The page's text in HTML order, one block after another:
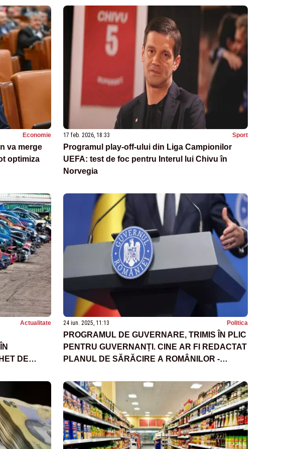
Economie
va merge
optimiza
17 feb. 2026, 18:33 Sport
Programul play-off-ului din Liga Campionilor
UEFA: test de foc pentru Interul lui Chivu în
Norvegia
Actualitate
DE
24 iun. 2025, 11:13 Politica
PROGRAMUL DE GUVERNARE, TRIMIS ÎN PLIC
PENTRU GUVERNANȚI. CINE AR FI REDACTAT
PLANUL DE SĂRĂCIRE A ROMÂNILOR -